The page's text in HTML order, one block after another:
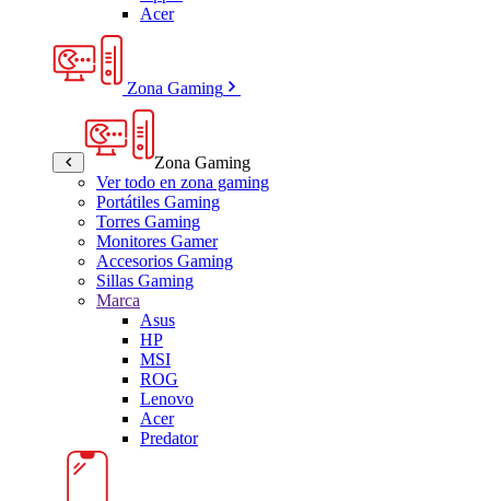
Acer
Zona Gaming
Zona Gaming
Ver todo en zona gaming
Portátiles Gaming
Torres Gaming
Monitores Gamer
Accesorios Gaming
Sillas Gaming
Marca
Asus
HP
MSI
ROG
Lenovo
Acer
Predator